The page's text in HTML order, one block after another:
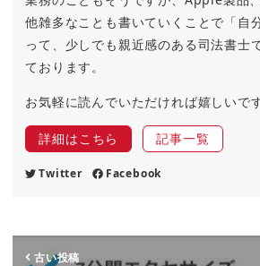
他雑多なことも書いていくことで「自
って、少しでも親近感のある司法書士
ております。
お気軽に読んでいただければ嬉しいです
詳細はこちら 記事一覧
Twitter Facebook
古い投稿